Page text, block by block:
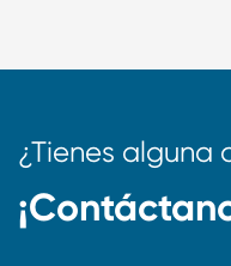
¿Tienes alguna